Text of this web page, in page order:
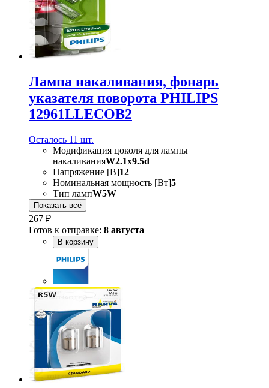
Лампа накаливания, фонарь
указателя поворота PHILIPS
12961LLECOB2
Осталось 11 шт.
Модификация цоколя для лампы
накаливанияW2.1x9.5d
Напряжение [В]12
Номинальная мощность [Вт]5
Тип лампW5W
Показать всё
267 ₽
Готов к отправке: 8 августа
В корзину